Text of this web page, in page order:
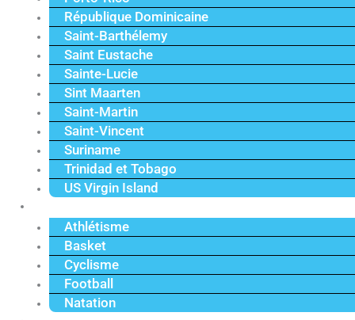
République Dominicaine
Saint-Barthélemy
Saint Eustache
Sainte-Lucie
Sint Maarten
Saint-Martin
Saint-Vincent
Suriname
Trinidad et Tobago
US Virgin Island
Athlétisme
Basket
Cyclisme
Football
Natation